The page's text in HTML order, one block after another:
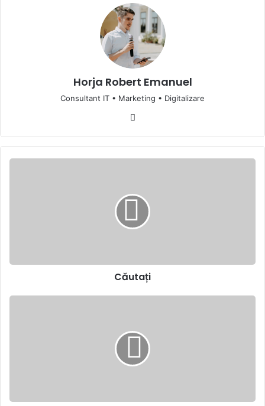
Horja Robert Emanuel
Consultant IT • Marketing • Digitalizare
Căutați